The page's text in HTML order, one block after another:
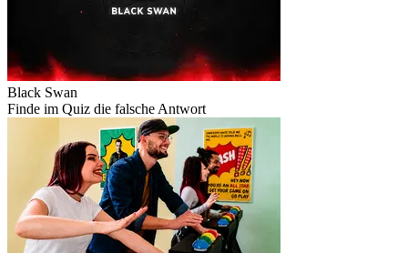
Black Swan
Finde im Quiz die falsche Antwort